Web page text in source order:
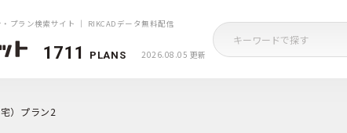
プラン検索サイト ｜ RIKCADデータ無料配信
1711 PLANS 2026.08.05 更新
）プラン2